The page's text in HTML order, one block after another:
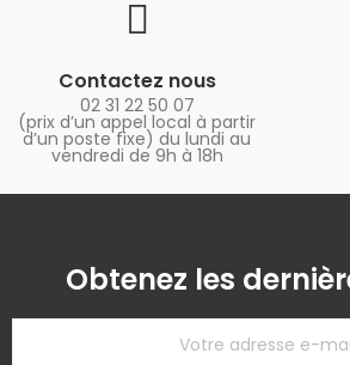
Contactez nous
02 31 22 50 07
(prix d’un appel local à partir
d’un poste fixe) du lundi au
vendredi de 9h à 18h
Obtenez les